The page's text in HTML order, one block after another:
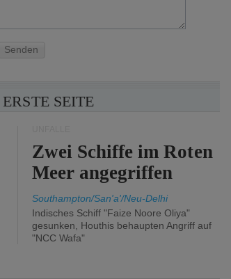
Senden
SEITE
Zwei Schiffe im Roten
Meer angegriffen
Southampton/San'a'/Neu-Delhi
Indisches Schiff "Faize Noore Oliya"
gesunken, Houthis behaupten Angriff auf
"NCC Wafa"